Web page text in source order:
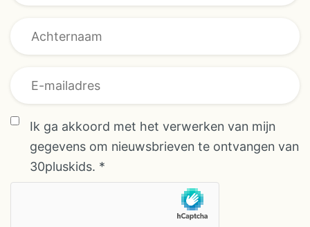
caravan of camper. Alle
accommodaties zijn comfortabel
berglandschap, zodat je
buitenleven. Na een wandeling of
fietstocht is het heerlijk
ontspannen bij het verwarmde
zwembad met uitzicht op de
bergen. Kinderen vermaken zich
* AVG/GDPR
AVG/GDPR
Ik ga akkoord met het verwerken van mijn
gegevens om nieuwsbrieven te ontvangen van
30pluskids. *